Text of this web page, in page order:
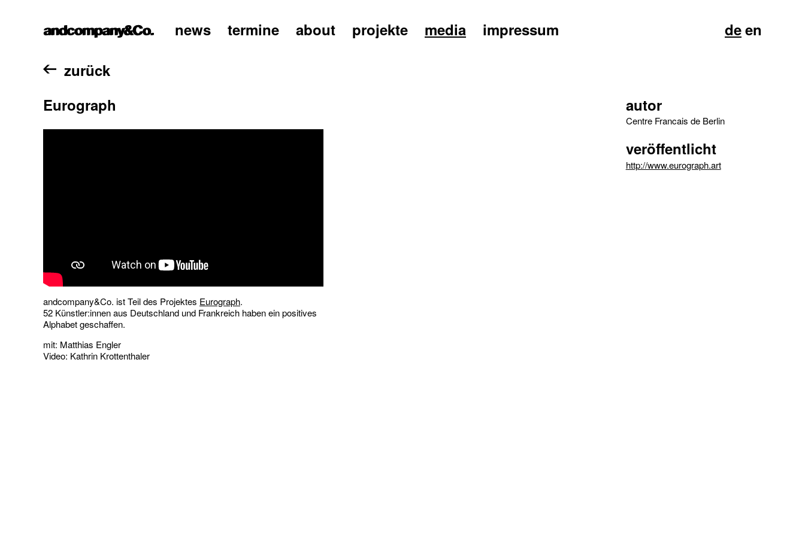
home news termine about projekte media impressum deen
zurück
Eurograph
andcompany&Co. ist Teil des Projektes Eurograph.
52 Künstler:innen aus Deutschland und Frankreich haben ein positives
Alphabet geschaffen.
mit: Matthias Engler
Video: Kathrin Krottenthaler
autor
Centre Francais de Berlin
veröffentlicht
http://www.eurograph.art